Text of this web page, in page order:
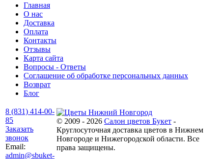
Главная
О нас
Доставка
Оплата
Контакты
Отзывы
Карта сайта
Вопросы - Ответы
Соглашение об обработке персональных данных
Возврат
Блог
8 (831) 414-00-
85
Заказать
звонок
Email:
admin@sbuket-
© 2009 - 2026 Салон цветов Букет -
Круглосуточная доставка цветов в Нижнем
Новгороде и Нижегородской области. Все
права защищены.